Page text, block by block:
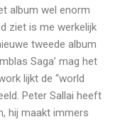
album wel enorm
ziet is me werkelijk
tweede album
Saga’ mag het
lijkt de “world
Peter Sallai heeft
hij maakt immers